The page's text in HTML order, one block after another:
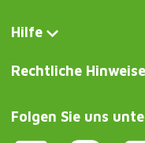
Hilfe
Rechtliche Hinweise
Folgen Sie uns